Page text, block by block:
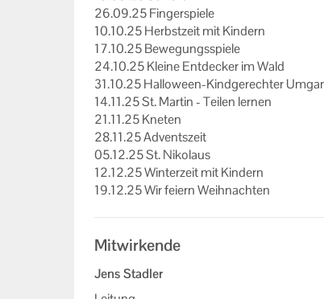
26.09.25 Fin­ger­spie­le
10.10.25 Herbst­zeit mit Kin­dern
17.10.25 Be­we­gungs­spie­le
24.10.25 Klei­ne Ent­de­cker im Wald
31.10.25 Halloween-​Kindgerechter
14.11.25 St. Mar­tin - Tei­len ler­nen
21.11.25 Kne­ten
28.11.25 Ad­vents­zeit
05.12.25 St. Ni­ko­laus
12.12.25 Win­ter­zeit mit Kin­dern
19.12.25 Wir fei­ern Weih­nach­ten
Mitwirkende
Jens Stadler